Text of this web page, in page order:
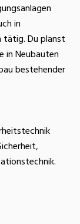
in
tätig. Du planst
in Neubauten
bestehender